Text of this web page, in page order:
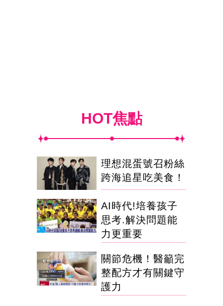
HOT焦點
理想混蛋號召粉絲
跨海追星吃美食！
AI時代!培養孩子
思考.解決問題能
力更重要
關節危機！醫籲完
整配方才有關鍵守
護力